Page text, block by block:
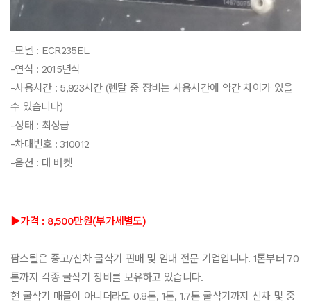
-모델 : ECR235EL
-연식 : 2015년식
-사용시간 : 5,923시간 (렌탈 중 장비는 사용시간에 약간 차이가 있을
수 있습니다)
-상태 : 최상급
-차대번호 : 310012
-옵션 : 대 버켓
▶가격 : 8,500만원(부가세별도)
팜스틸은 중고/신차 굴삭기 판매 및 임대 전문 기업입니다. 1톤부터 70
톤까지 각종 굴삭기 장비를 보유하고 있습니다.
현 굴삭기 매물이 아니더라도 0.8톤, 1톤, 1.7톤 굴삭기까지 신차 및 중